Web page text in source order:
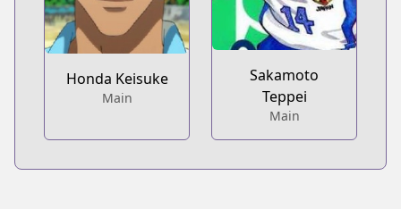
Honda Keisuke
Main
Sakamoto
Teppei
Main